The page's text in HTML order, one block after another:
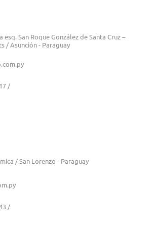
esq. San Roque González de Santa Cruz –
/ Asunción - Paraguay
/
/ San Lorenzo - Paraguay
/